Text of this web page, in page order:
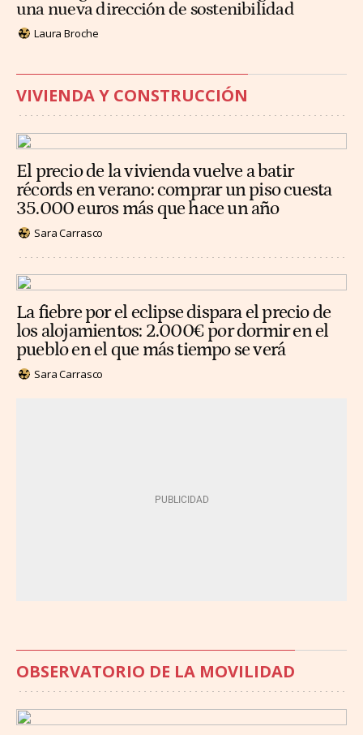
una nueva dirección de sostenibilidad
Laura Broche
VIVIENDA Y CONSTRUCCIÓN
El precio de la vivienda vuelve a batir
récords en verano: comprar un piso cuesta
35.000 euros más que hace un año
Sara Carrasco
La fiebre por el eclipse dispara el precio de
los alojamientos: 2.000€ por dormir en el
pueblo en el que más tiempo se verá
Sara Carrasco
OBSERVATORIO DE LA MOVILIDAD